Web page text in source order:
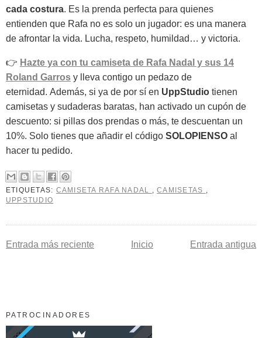
cada costura. Es la prenda perfecta para quienes
entienden que Rafa no es solo un jugador: es una manera
de afrontar la vida. Lucha, respeto, humildad… y victoria.
👉 Hazte ya con tu camiseta de Rafa Nadal y sus 14
Roland Garros y lleva contigo un pedazo de
eternidad. Además, si ya de por sí en UppStudio tienen
camisetas y sudaderas baratas, han activado un cupón de
descuento: si pillas dos prendas o más, te descuentan un
10%. Solo tienes que añadir el código SOLOPIENSO al
hacer tu pedido.
ETIQUETAS: CAMISETA RAFA NADAL ,CAMISETAS ,
UPPSTUDIO
Entrada más reciente Entrada antigua
Inicio
PATROCINADORES